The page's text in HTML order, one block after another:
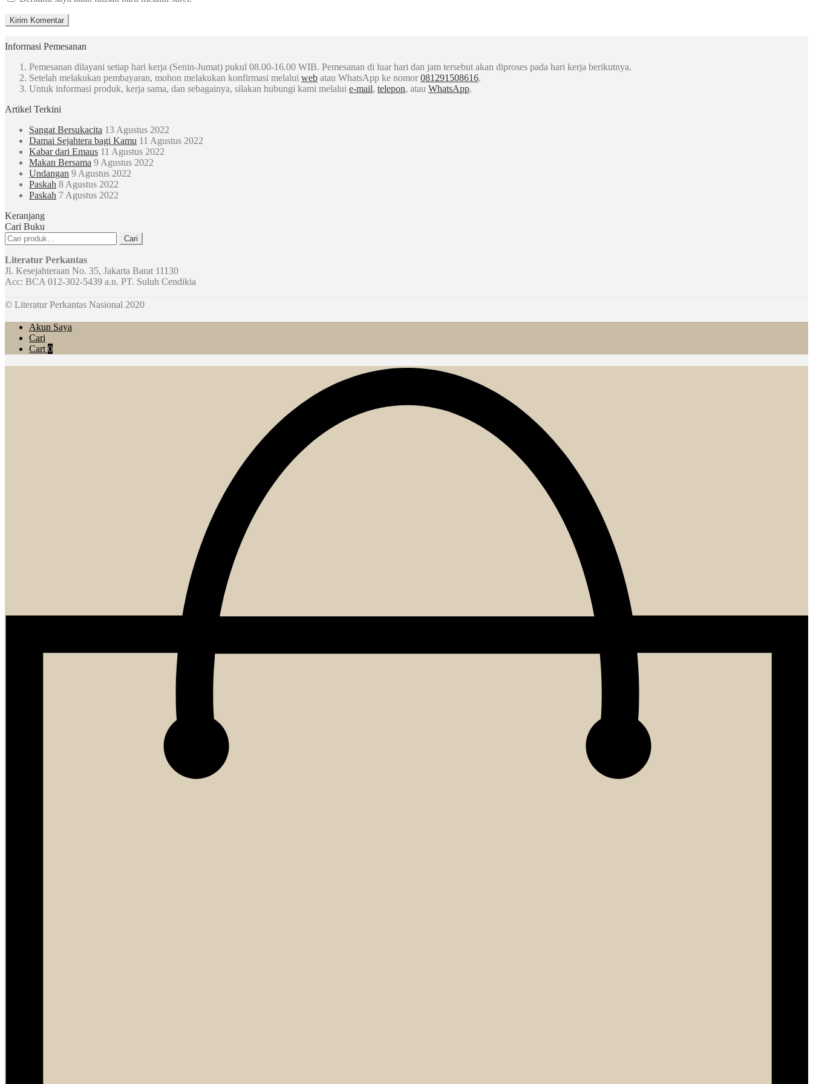
Informasi Pemesanan
Pemesanan dilayani setiap hari kerja (Senin-Jumat) pukul 08.00-16.00 WIB. Pemesanan di luar hari dan jam tersebut akan diproses pada hari kerja berikutnya.
Setelah melakukan pembayaran, mohon melakukan konfirmasi melalui web atau WhatsApp ke nomor 081291508616.
Untuk informasi produk, kerja sama, dan sebagainya, silakan hubungi kami melalui e-mail, telepon, atau WhatsApp.
Artikel Terkini
Sangat Bersukacita 13 Agustus 2022
Damai Sejahtera bagi Kamu 11 Agustus 2022
Kabar dari Emaus 11 Agustus 2022
Makan Bersama 9 Agustus 2022
Undangan 9 Agustus 2022
Paskah 8 Agustus 2022
Paskah 7 Agustus 2022
Keranjang
Cari Buku
Pencarian
untuk:
Cari
Literatur Perkantas
Jl. Kesejahteraan No. 35, Jakarta Barat 11130
Acc: BCA 012-302-5439 a.n. PT. Suluh Cendikia
© Literatur Perkantas Nasional 2020
Akun Saya
Cari
Cart 0